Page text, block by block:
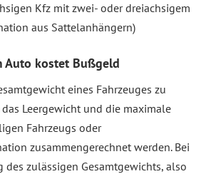
Kfz mit zwei- oder dreiachsigem
aus Sattelanhängern)
Auto kostet Bußgeld
eines Fahrzeuges zu
Leergewicht und die maximale
Fahrzeugs oder
zusammengerechnet werden. Bei
des zulässigen Gesamtgewichts, also